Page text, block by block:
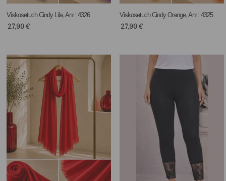
Viskosetuch Cindy Lila, Anr.: 4326
27,90€
Viskosetuch Cindy Orange, Anr.: 4325
27,90€